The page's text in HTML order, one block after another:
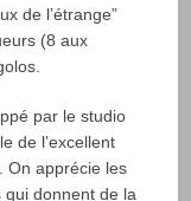
de l’étrange”
(8 aux
par le studio
de l’excellent
On apprécie les
qui donnent de la